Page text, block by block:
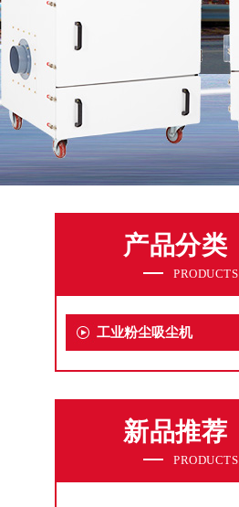
产品分类
PRODUCTS
工业粉尘吸尘机
新品推荐
PRODUCTS